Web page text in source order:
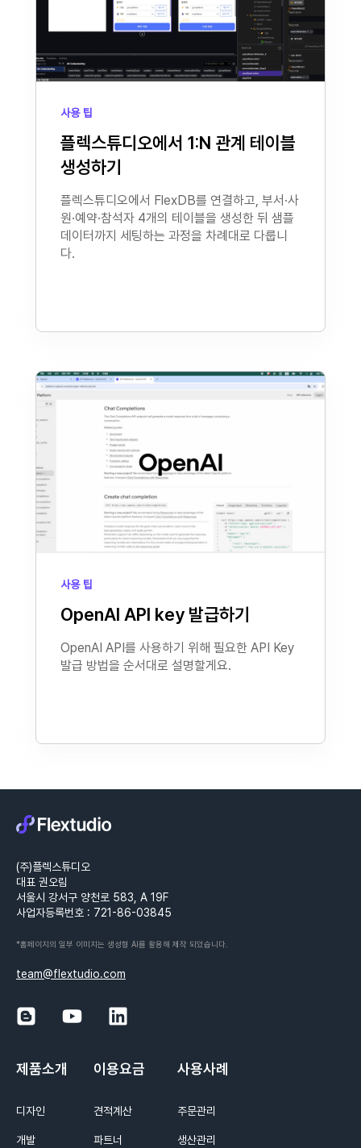
사용 팁
플렉스튜디오에서 1:N 관계 테이블
생성하기
플렉스튜디오에서 FlexDB를 연결하고, 부서·사
원·예약·참석자 4개의 테이블을 생성한 뒤 샘플
데이터까지 세팅하는 과정을 차례대로 다룹니
다.
사용 팁
OpenAI API key 발급하기
OpenAI API를 사용하기 위해 필요한 API Key
발급 방법을 순서대로 설명할게요.
(주)플렉스튜디오
대표 권오림
서울시 강서구 양천로 583, A 19F
사업자등록번호 : 721-86-03845
*홈페이지의 일부 이미지는 생성형 AI를 활용해 제작 되었습니다.
team@flextudio.com
제품소개
디자인
개발
이용요금
견적계산
파트너
사용사례
주문관리
생산관리